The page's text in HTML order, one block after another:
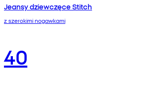
Jeansy dziewczęce Stitch
z szerokimi nogawkami
40